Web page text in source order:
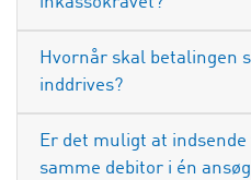
Hvornår skal betalingen
inddrives?
Er det muligt at
samme debitor i én